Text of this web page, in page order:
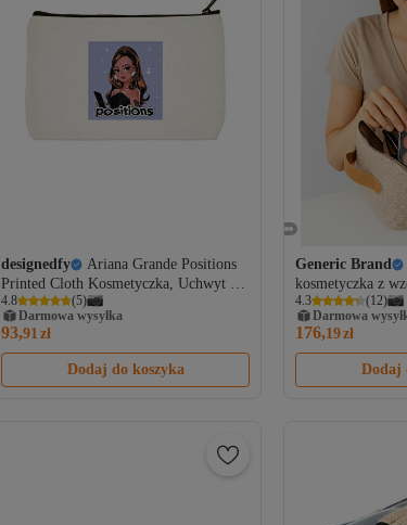
designedfy
Ariana Grande Positions
Printed Cloth Kosmetyczka, Uchwyt na
długopisy, Torebka
4.8 (5)
Darmowa wysyłka
93,91 zł
Dodaj do koszyka
Generic Brand
kosmetyczka z
4.3 (12)
Darmowa
176,19zł
Dodaj